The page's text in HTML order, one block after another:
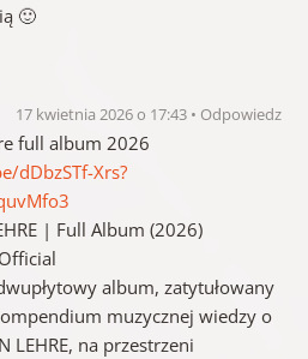
🙂
17 kwietnia 2026 o 17:43 Odpowiedz
full album 2026
dDbzSTf-Xrs?
| Full Album (2026)
album, zatytułowany
muzycznej wiedzy o
LEHRE, na przestrzeni